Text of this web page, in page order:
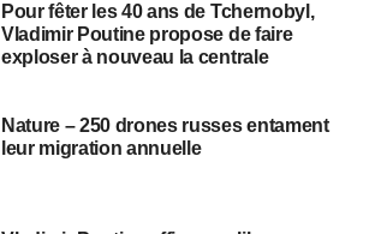
Pour fêter les 40 ans de Tchernobyl,
Vladimir Poutine propose de faire
exploser à nouveau la centrale
Nature – 250 drones russes entament
leur migration annuelle